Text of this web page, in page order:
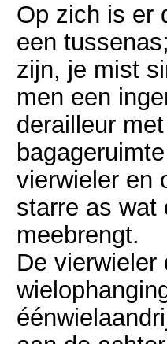
Op zich is er
een
zijn, je mist
men een
derailleur
vierwieler en
starre as wat
meebrengt.
De vierwieler